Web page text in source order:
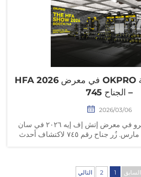
دعوة لزيارة شركة OKPRO في معرض HFA 2026
– الجناح 745
2026/03/06
ستشارك شركة أوكبرو في معرض إتش إف إيه ٢٠٢٦ في سان
دييغو من ١٦ إلى ١٨ مارس. زُر جناح رقم ٧٤٥ لاكتشاف أحدث
السابق 1
2 التالي